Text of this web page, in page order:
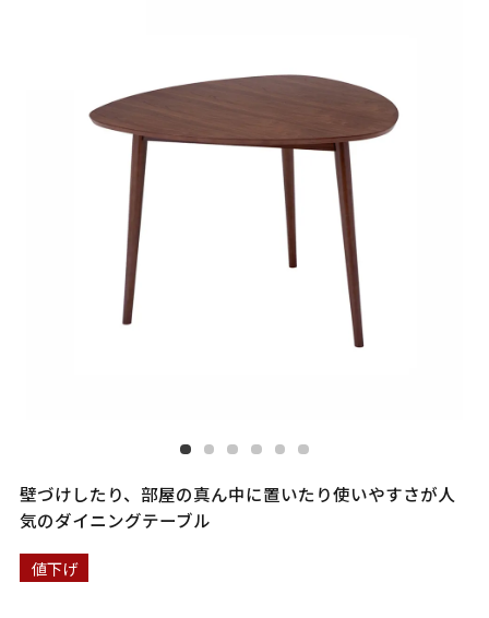
壁づけしたり、部屋の真ん中に置いたり使いやすさが人
気のダイニングテーブル
値下げ